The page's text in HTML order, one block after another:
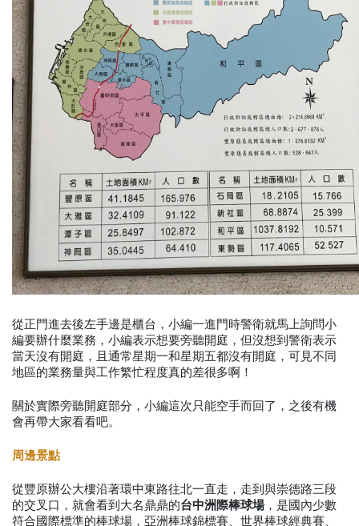
從正門進去後左手邊是櫃台，小編一進門時警衛就馬上詢問小
編要辦什麼業務，小編表示想要旁聽開庭，但沒想到警衛表示
當天沒有開庭，且通常星期一和星期五都沒有開庭，可見不同
地區的業務量與工作繁忙程度真的差很多啊！
關於實際旁聽開庭部分，小編這次只能空手而回了，之後有機
會再帶大家看看吧。
周邊景點
從豐原辦公大樓沿著環中東路往北一直走，走到與崇德路三段
的交叉口，就會看到大名鼎鼎的台中洲際棒球場 ，是國內少數
符合國際標準的棒球場， 亞洲棒球錦標賽、世界棒球經典賽、